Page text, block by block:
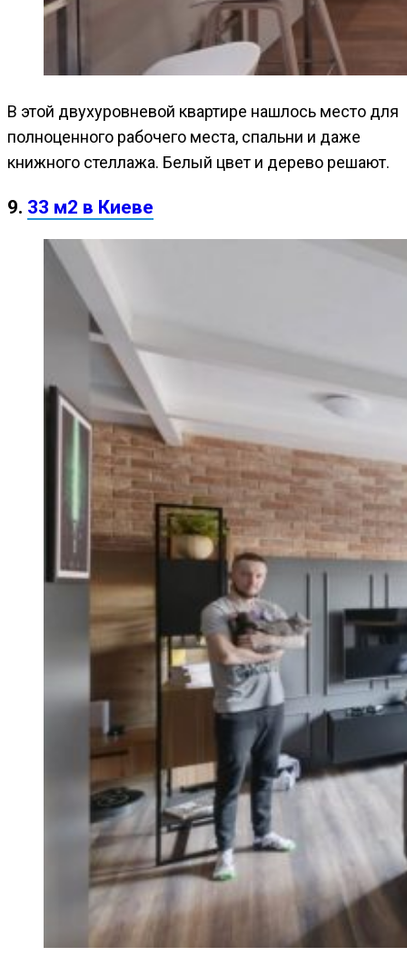
В этой двухуровневой квартире нашлось место для
полноценного рабочего места, спальни и даже
книжного стеллажа. Белый цвет и дерево решают.
9. 33 м2 в Киеве